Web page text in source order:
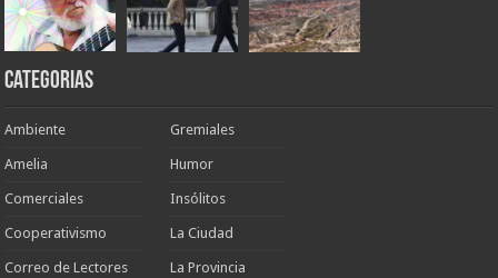
Categorias
Ambiente
Amelia
Comerciales
Cooperativismo
Correo de Lectores
Gremiales
Humor
Insólitos
La Ciudad
La Provincia